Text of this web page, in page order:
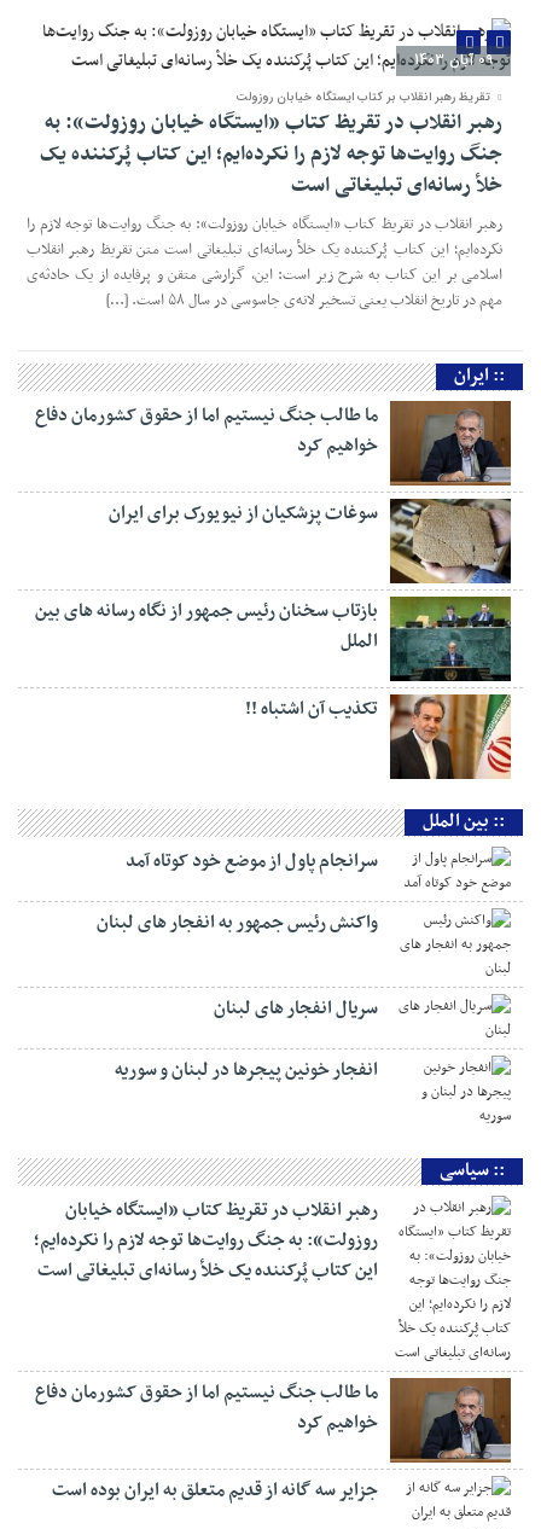
09 آبان 1403
تقریظ رهبر انقلاب بر کتاب ایستگاه خیابان روزولت
رهبر انقلاب در تقریظ کتاب «ایستگاه خیابان روزولت»: به
جنگ روایت‌ها توجه لازم را نکرده‌ایم؛ این کتاب پُرکننده‌ یک
خلأ رسانه‌ای تبلیغاتی است
رهبر انقلاب در تقریظ کتاب «ایستگاه خیابان روزولت»: به جنگ روایت‌ها توجه لازم را
نکرده‌ایم؛ این کتاب پُرکننده‌ یک خلأ رسانه‌ای تبلیغاتی است متن تقریظ رهبر انقلاب
اسلامی بر این کتاب به شرح زیر است: این، گزارشی متقن و پرفایده از یک حادثه‌ی
مهم در تاریخ انقلاب یعنی تسخیر لانه‌ی جاسوسی در سال ۵۸ است. […]
ما طالب جنگ نیستیم اما از حقوق کشورمان دفاع خواهیم
کرد
مسعود پزشکیان رئیس‌جمهور در جلسه هیئت وزیران با اشاره به تجاوز اسرائیل به حریم
داده‌اند که هیچ‌گاه در برابر هیچ متجاوزی کوتاه نمی‌آیند. وی با بیان اینکه امروز
جنایت‌های رژیم صهیونیستی به همه جهانیان ثابت شده است، افزود: امروز وجدان‌های
بیدار […]
:: ایران
ما طالب جنگ نیستیم اما از حقوق کشورمان دفاع
خواهیم کرد
بازتاب سخنان رئیس جمهور از نگاه رسانه های بین
:: بین الملل
واکنش رئیس جمهور به انفجار های لبنان
سریال انفجار های لبنان
:: سیاسی
روزولت»: به جنگ روایت‌ها توجه لازم را نکرده‌ایم؛